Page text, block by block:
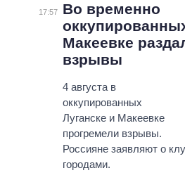
17:57
Во временно
Макеевке
взрывы
4 августа в
оккупированных
Луганске и Макеевке
прогремели взрывы.
Россияне заявляют о
городами.